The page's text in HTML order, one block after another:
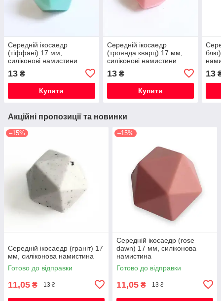
Середній ікосаедр
(тіффані) 17 мм,
силіконові намистини
13 ₴
Купити
Середній ікосаедр
(троянда кварц) 17 мм,
силіконові намистини
13₴
Купити
блю)
13
Акційні пропозиції та новинки
–15%
Середній ікосаедр (граніт) 17
мм, силіконова намистина
Готово до відправки
11,05 ₴ 13 ₴
–15%
Середній ікосаедр (rose
dawn) 17 мм, силіконова
намистина
Готово до відправки
11,05 ₴ 13 ₴